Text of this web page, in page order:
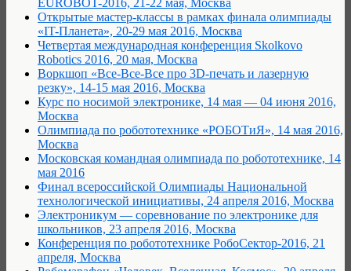
EUROBOT-2016, 21-22 мая, Москва
Открытые мастер-классы в рамках финала олимпиады
«IT-Планета», 20-29 мая 2016, Москва
Четвертая международная конференция Skolkovo
Robotics 2016, 20 мая, Москва
Воркшоп «Все-Все-Все про 3D-печать и лазерную
резку», 14-15 мая 2016, Москва
Курс по носимой электронике, 14 мая — 04 июня 2016,
Москва
Олимпиада по робототехнике «РОБОТиЯ», 14 мая 2016,
Москва
Московская командная олимпиада по робототехнике, 14
мая 2016
Финал всероссийской Олимпиады Национальной
технологической инициативы, 24 апреля 2016, Москва
Электроникум — соревнование по электронике для
школьников, 23 апреля 2016, Москва
Конференция по робототехнике РобоСектор-2016, 21
апреля, Москва